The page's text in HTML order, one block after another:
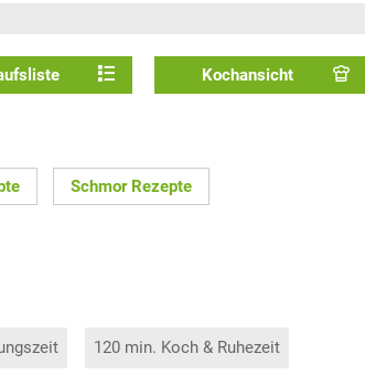
Kochansicht
Schmor Rezepte
120 min. Koch & Ruhezeit